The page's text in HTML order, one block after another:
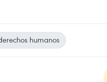
humanos